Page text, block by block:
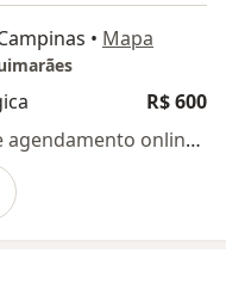
• Mapa
R$ 600
Esse especialista não oferece agendamento online para esse endereço.